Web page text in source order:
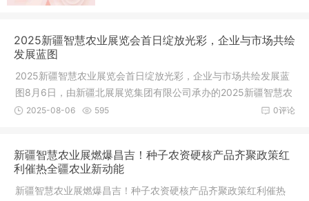
2025新疆智慧农业展览会首日绽放光彩，企业与市场共绘
发展蓝图
2025新疆智慧农业展览会首日绽放光彩，企业与市场共绘发展蓝
图8月6日，由新疆北展展览集团有限公司承办的2025新疆智慧农
业展览会
0评论
2025-08-06 595
新疆智慧农业展燃爆昌吉！种子农资硬核产品齐聚政策红
利催热全疆农业新动能
新疆智慧农业展燃爆昌吉！种子农资硬核产品齐聚政策红利催热